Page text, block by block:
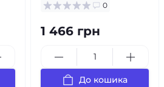
0
1 466 грн
До кошика